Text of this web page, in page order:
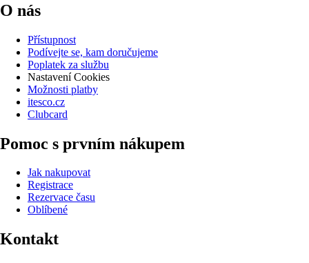
O nás
Přístupnost
Podívejte se, kam doručujeme
Poplatek za službu
Nastavení Cookies
Možnosti platby
itesco.cz
Clubcard
Pomoc s prvním nákupem
Jak nakupovat
Registrace
Rezervace času
Oblíbené
Kontakt